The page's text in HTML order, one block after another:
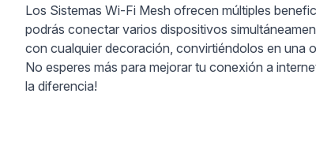
Los Sistemas Wi-Fi Mesh ofrecen múltiples
podrás conectar varios dispositivos
con cualquier decoración, convirtiéndolos en una
No esperes más para mejorar tu conexión a
la diferencia!